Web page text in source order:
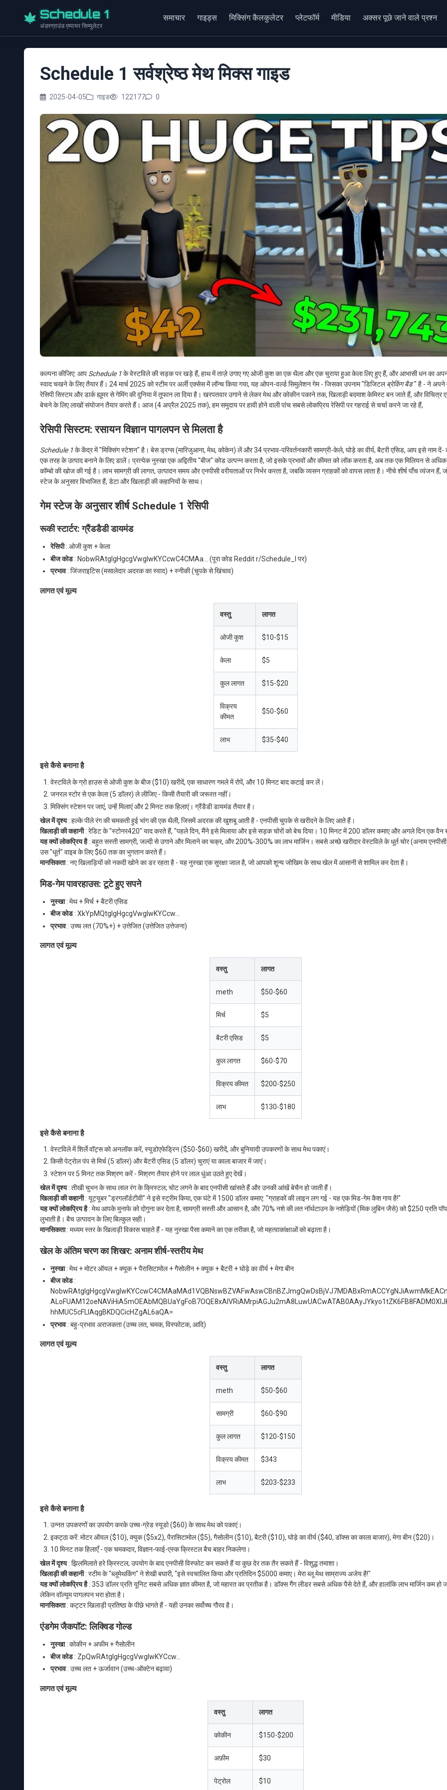
Schedule 1
अंडरग्राउंड एम्पायर सिम्युलेटर
समाचार गाइड्स मिक्सिंग कैलकुलेटर प्लेटफॉर्म मीडिया अक्सर पूछे जाने वाले प्रश्न
Schedule 1 सर्वश्रेष्ठ मेथ मिक्स गाइड
2025-04-05 गाइड 122177 0
कल्पना कीजिए: आप Schedule 1के वेस्टविले की सड़क पर खड़े हैं, हाथ में ताज़े उगाए गए ओजी कुश का एक थैला और एक चुराया हुआ केला लिए हुए हैं, और आभासी धन का
स्वाद चखने के लिए तैयार हैं। 24 मार्च 2025 को स्टीम पर अर्ली एक्सेस में लॉन्च किया गया, यह ओपन-वर्ल्ड सिमुलेशन गेम - जिसका उपनाम "डिजिटलब्रेकिंग बैड" है - ने अपने
रेसिपी सिस्टम और डार्क ह्यूमर से गेमिंग की दुनिया में तूफान ला दिया है। खरपतवार उगाने से लेकर मेथ और कोकीन पकाने तक, खिलाड़ी बदमाश केमिस्ट बन जाते हैं, और विचित्र
बेचने के लिए लाखों संयोजन तैयार करते हैं। आज (4 अप्रैल 2025 तक), हम समुदाय पर हावी होने वाली पांच सबसे लोकप्रिय रेसिपी पर गहराई से चर्चा करने जा रहे हैं,
रेसिपी सिस्टम: रसायन विज्ञान पागलपन से मिलता है
Schedule 1के केंद्र में "मिक्सिंग स्टेशन" है। बेस ड्रग्स (मारिजुआना, मेथ, कोकेन) लें और 34 प्रभाव-परिवर्तनकारी सामग्री-केले, घोड़े का वीर्य, बैटरी एसिड, आप इसे नाम दें-
एक तरह के उत्पाद बनाने के लिए डालें। प्रत्येक नुस्खा एक अद्वितीय "बीज" कोड उत्पन्न करता है, जो इसके प्रभावों और कीमत को लॉक करता है, अब तक एक मिलियन से अधिक
कॉम्बो की खोज की गई है। लाभ सामग्री की लागत, उत्पादन समय और एनपीसी वरीयताओं पर निर्भर करता है, जबकि व्यसन ग्राहकों को वापस लाता है। नीचे शीर्ष पाँच व्यंजन हैं,
स्टेज के अनुसार विभाजित हैं, डेटा और खिलाड़ी की कहानियों के साथ।
गेम स्टेज के अनुसार शीर्ष Schedule 1 रेसिपी
रूकी स्टार्टर: ग्रैंडडैडी डायमंड
रेसिपी: ओजी कुश + केला
बीज कोड: NobwRAtglgHgcgVwgIwKYCcwC4CMAa... (पूरा कोड Reddit r/Schedule_I पर)
प्रभाव: जिंजराइटिस (मसालेदार अदरक का स्वाद) + स्नीकी (चुपके से खिंचाव)
लागत एवं मूल्य
वस्तु लागत
ओजी कुश $10-$15
केला $5
कुल लागत $15-$20
विक्रय
कीमत
$50-$60
लाभ $35-$40
इसे कैसे बनाना है
वेस्टविले के ग्रो हाउस से ओजी कुश के बीज ($10) खरीदें, एक साधारण गमले में रोपें, और 10 मिनट बाद कटाई कर लें।
जनरल स्टोर से एक केला (5 डॉलर) ले लीजिए - किसी तैयारी की जरूरत नहीं।
मिक्सिंग स्टेशन पर जाएं, उन्हें मिलाएं और 2 मिनट तक हिलाएं। ग्रैंडैडी डायमंड तैयार है।
खेल में दृश्य: हल्के पीले रंग की चमकती हुई भांग की एक थैली, जिसमें अदरक की खुशबू आती है - एनपीसी चुपके से खरीदने के लिए आते हैं।
खिलाड़ी की कहानी: रेडिट के "स्टोनर420" याद करते हैं, "पहले दिन, मैंने इसे मिलाया और इसे सड़क चोरों को बेच दिया। 10 मिनट में 200 डॉलर कमाए और अगले दिन एक वैन
यह क्यों लोकप्रिय है: बहुत सस्ती सामग्री, जल्दी से उगाने और मिलाने का चक्र, और 200%-300% का लाभ मार्जिन। सबसे अच्छे खरीदार वेस्टविले के धूर्त चोर (अनाम
उस "धूर्त" वाइब के लिए $60 तक का भुगतान करते हैं।
मानसिकता: नए खिलाड़ियों को नकदी खोने का डर रहता है - यह नुस्खा एक सुरक्षा जाल है, जो आपको शून्य जोखिम के साथ खेल में आसानी से शामिल कर देता है।
मिड-गेम पावरहाउस: टूटे हुए सपने
नुस्खा: मेथ + मिर्च + बैटरी एसिड
बीज कोड: XkYpMQtglgHgcgVwgIwKYCcw...
प्रभाव: उच्च लत (70%+) + उत्तेजित (उत्तेजित उत्तेजना)
लागत एवं मूल्य
वस्तु लागत
meth $50-$60
मिर्च $5
बैटरी एसिड $5
कुल लागत $60-$70
विक्रय कीमत $200-$250
लाभ $130-$180
इसे कैसे बनाना है
वेस्टविले में शिर्ले वॉट्स को अनलॉक करें, स्यूडोएफेड्रिन ($50-$60) खरीदें, और बुनियादी उपकरणों के साथ मेथ पकाएं।
किसी पेट्रोल पंप से मिर्च (5 डॉलर) और बैटरी एसिड (5 डॉलर) चुराएं या काला बाजार में जाएं।
स्टेशन पर 5 मिनट तक मिश्रण करें - मिश्रण तैयार होने पर लाल धुंआ उठते हुए देखें।
खेल में दृश्य: तीखी चुभन के साथ लाल रंग के क्रिस्टल; चोट लगने के बाद एनपीसी खांसते हैं और उनकी आंखें बेचैन हो जाती हैं।
खिलाड़ी की कहानी: यूट्यूबर "ड्रगलॉर्डटीवी" ने इसे स्ट्रीम किया, एक घंटे में 1500 डॉलर कमाए: "ग्राहकों की लाइन लग गई - यह एक मिड-गेम कैश गाय है!"
यह क्यों लोकप्रिय है: मेथ आपके मुनाफे को दोगुना कर देता है, सामग्री सस्ती और आसान है, और 70% नशे की लत नॉर्थटाउन के नशेड़ियों (मिक लुबिन जैसे) को $250 प्रति
लुभाती है। बैच उत्पादन के लिए बिल्कुल सही।
मानसिकता: मध्यम स्तर के खिलाड़ी विकास चाहते हैं - यह नुस्खा पैसा कमाने का एक तरीका है, जो महत्वाकांक्षाओं को बढ़ाता है।
खेल के अंतिम चरण का शिखर: अनाम शीर्ष-स्तरीय मेथ
नुस्खा: मेथ + मोटर ऑयल + क्यूक + पैरासिटामोल + गैसोलीन + क्यूक + बैटरी + घोड़े का वीर्य + मेगा बीन
बीज कोड:
hhMUC5cFLIAqgBKDQCicHZgAL6aQA=
प्रभाव: बहु-प्रभाव अराजकता (उच्च लत, चमक, विस्फोटक, आदि)
लागत एवं मूल्य
वस्तु लागत
meth $50-$60
सामग्री $60-$90
कुल लागत $120-$150
विक्रय कीमत $343
लाभ $203-$233
इसे कैसे बनाना है
उन्नत उपकरणों का उपयोग करके उच्च-ग्रेड स्यूडो ($60) के साथ मेथ को पकाएं।
इकट्ठा करें: मोटर ऑयल ($10), क्युक ($5x2), पैरासिटामोल ($5), गैसोलीन ($10), बैटरी ($10), घोड़े का वीर्य ($40, डॉक्स का काला बाजार), मेगा बीन ($20)।
10 मिनट तक हिलाएँ - एक चमकदार, विज्ञान-फाई-एस्क क्रिस्टल बैच बाहर निकलेगा।
खेल में दृश्य: झिलमिलाते हरे क्रिस्टल; उपयोग के बाद एनपीसी विस्फोट कर सकते हैं या कुछ देर तक तैर सकते हैं - विशुद्ध तमाशा।
खिलाड़ी की कहानी: स्टीम के "ब्लूमेथकिंग" ने शेखी बघारी, "इसे स्वचालित किया और प्रतिदिन $5000 कमाए। मेरा ब्लू मेथ साम्राज्य अजेय है!"
यह क्यों लोकप्रिय है: 353 डॉलर प्रति यूनिट सबसे अधिक ज्ञात कीमत है, जो महारत का प्रतीक है। डॉक्स गैंग लीडर सबसे अधिक पैसे देते हैं, और हालांकि लाभ मार्जिन कम हो
लेकिन वॉल्यूम पागलपन भरा होता है।
मानसिकता: कट्टर खिलाड़ी प्रतिष्ठा के पीछे भागते हैं - यही उनका सर्वोच्च गौरव है।
एंडगेम जैकपॉट: लिक्विड गोल्ड
नुस्खा: कोकीन + अफीम + गैसोलीन
बीज कोड: ZpQwRAtglgHgcgVwgIwKYCcw...
प्रभाव: उच्च लत + ऊर्जावान (उच्च-ऑक्टेन बढ़ावा)
लागत एवं मूल्य
वस्तु लागत
कोकीन $150-$200
अफ़ीम $30
पेट्रोल $10